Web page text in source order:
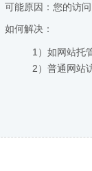
可能原因：您的访
如何解决：
1）如网站托
2）普通网站